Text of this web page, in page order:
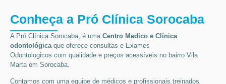
Conheça a Pró Clínica Sorocaba
A Pró Clínica Sorocaba, é uma Centro Medico e Clínica
odontológicaque oferece consultas e Exames
Odontologicos com qualidade e preços acessíveis no bairro Vila
Marta em Sorocaba.
Contamos com uma equipe de médicos e profissionais treinados